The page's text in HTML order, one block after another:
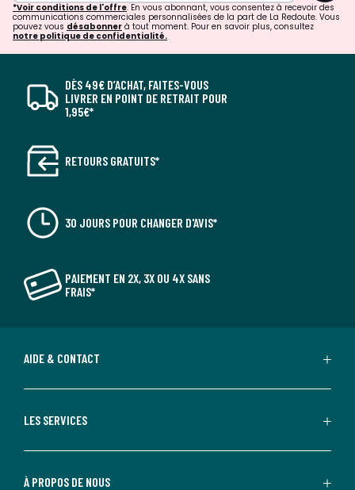
*Voir conditions de l'offre. En vous abonnant, vous consentez à recevoir des
communications commerciales personnalisées de la part de La Redoute. Vous
pouvez vous désabonner à tout moment. Pour en savoir plus, consultez
notre politique de confidentialité.
DÈS 49€ D’ACHAT, FAITES-VOUS
LIVRER EN POINT DE RETRAIT POUR
1,95€*
RETOURS GRATUITS*
30 JOURS POUR CHANGER D'AVIS*
PAIEMENT EN 2X, 3X OU 4X SANS
FRAIS*
AIDE & CONTACT
LES SERVICES
À PROPOS DE NOUS